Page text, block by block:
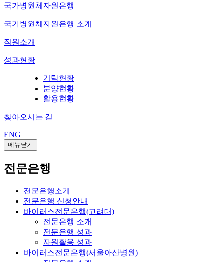
국가병원체자원은행
국가병원체자원은행 소개
직원소개
성과현황
기탁현황
분양현황
활용현황
찾아오시는 길
ENG
메뉴닫기
전문은행
전문은행소개
전문은행 신청안내
바이러스전문은행(고려대)
전문은행 소개
전문은행 성과
자원활용 성과
바이러스전문은행(서울아산병원)